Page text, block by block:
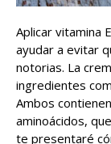
Aplicar vitamina
ayudar a evitar
notorias. La
ingredientes
Ambos
aminoácidos,
te presentaré